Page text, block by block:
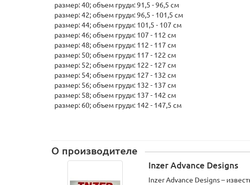
размер: 40; объем груди: 91,5 - 96,5 см
размер: 42; объем груди: 96,5 - 101,5 см
размер: 44; объем груди: 101,5 - 107 см
размер: 46; объем груди: 107 - 112 см
размер: 48; объем груди: 112 - 117 см
размер: 50; объем груди: 117 - 122 см
размер: 52; объем груди: 122 - 127 см
размер: 54; объем груди: 127 - 132 см
размер: 56; объем груди: 132 - 137 см
размер: 58; объем груди: 137 - 142 см
размер: 60; объем груди: 142 - 147,5 см
О производителе
Inzer Advance Designs
Inzer Advance Designs –